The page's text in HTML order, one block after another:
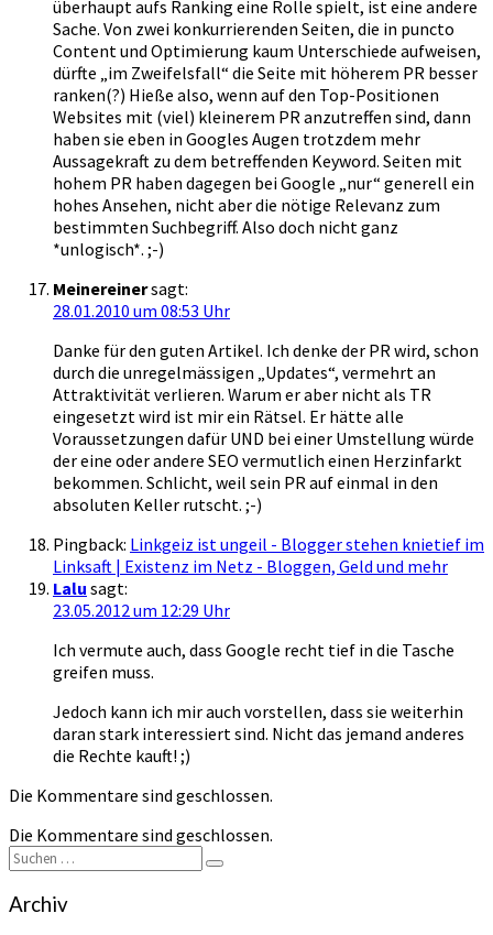
überhaupt aufs Ranking eine Rolle spielt, ist eine andere
Sache. Von zwei konkurrierenden Seiten, die in puncto
Content und Optimierung kaum Unterschiede aufweisen,
dürfte „im Zweifelsfall“ die Seite mit höherem PR besser
ranken(?) Hieße also, wenn auf den Top-Positionen
Websites mit (viel) kleinerem PR anzutreffen sind, dann
haben sie eben in Googles Augen trotzdem mehr
Aussagekraft zu dem betreffenden Keyword. Seiten mit
hohem PR haben dagegen bei Google „nur“ generell ein
hohes Ansehen, nicht aber die nötige Relevanz zum
bestimmten Suchbegriff. Also doch nicht ganz
*unlogisch*. ;-)
Meinereinersagt:
28.01.2010 um 08:53 Uhr
Danke für den guten Artikel. Ich denke der PR wird, schon
durch die unregelmässigen „Updates“, vermehrt an
Attraktivität verlieren. Warum er aber nicht als TR
eingesetzt wird ist mir ein Rätsel. Er hätte alle
Voraussetzungen dafür UND bei einer Umstellung würde
der eine oder andere SEO vermutlich einen Herzinfarkt
bekommen. Schlicht, weil sein PR auf einmal in den
absoluten Keller rutscht. ;-)
Pingback: Linkgeiz ist ungeil - Blogger stehen knietief im
Linksaft | Existenz im Netz - Bloggen, Geld und mehr
Lalu sagt:
23.05.2012 um 12:29 Uhr
Ich vermute auch, dass Google recht tief in die Tasche
greifen muss.
Jedoch kann ich mir auch vorstellen, dass sie weiterhin
daran stark interessiert sind. Nicht das jemand anderes
die Rechte kauft! ;)
Die Kommentare sind geschlossen.
Die Kommentare sind geschlossen.
Suchen
nach:
Suchen
Archiv